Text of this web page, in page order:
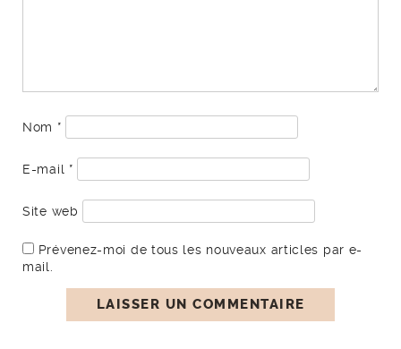
Nom *
E-mail *
Site web
Prévenez-moi de tous les nouveaux articles par e-
mail.